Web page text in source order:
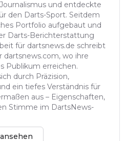
und entdeckte
den Darts-Sport. Seitdem
Portfolio aufgebaut und
Darts-Berichterstattung
für dartsnews.de schreibt
dartsnews.com, wo ihre
Publikum erreichen.
durch Präzision,
ein tiefes Verständnis für
aus – Eigenschaften,
Stimme im DartsNews-